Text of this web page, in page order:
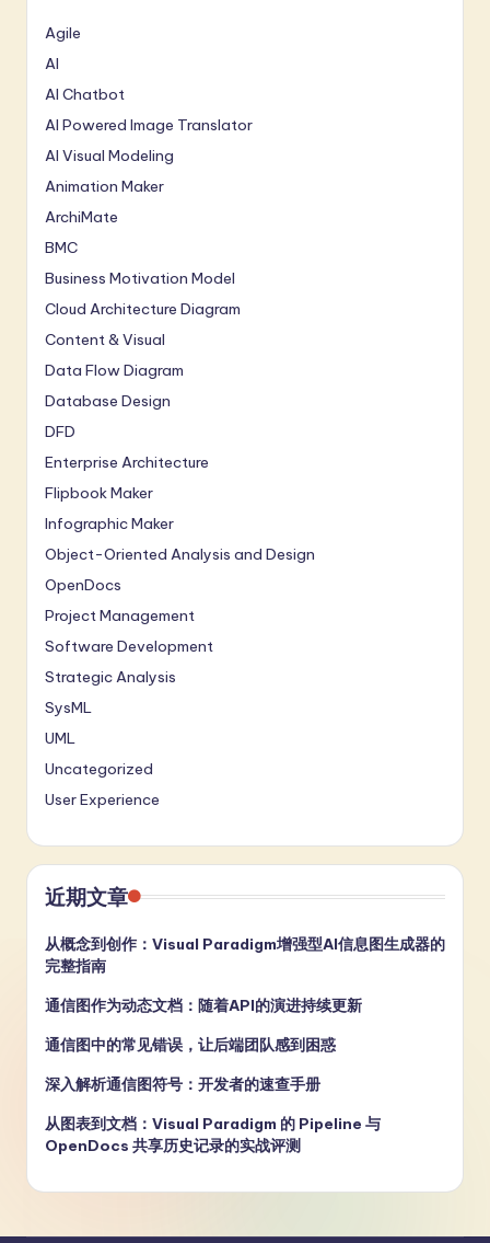
Agile
AI
AI Chatbot
AI Powered Image Translator
AI Visual Modeling
Animation Maker
ArchiMate
BMC
Business Motivation Model
Cloud Architecture Diagram
Content & Visual
Data Flow Diagram
Database Design
DFD
Enterprise Architecture
Flipbook Maker
Infographic Maker
Object-Oriented Analysis and Design
OpenDocs
Project Management
Software Development
Strategic Analysis
SysML
UML
Uncategorized
User Experience
近期文章
从概念到创作：Visual Paradigm增强型AI信息图生成器的
完整指南
通信图作为动态文档：随着API的演进持续更新
通信图中的常见错误，让后端团队感到困惑
深入解析通信图符号：开发者的速查手册
从图表到文档：Visual Paradigm 的 Pipeline 与
OpenDocs 共享历史记录的实战评测